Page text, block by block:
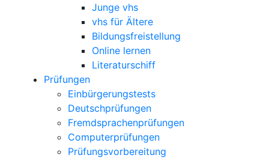
Junge vhs
vhs für Ältere
Bildungsfreistellung
Online lernen
Literaturschiff
Prüfungen
Einbürgerungstests
Deutschprüfungen
Fremdsprachenprüfungen
Computerprüfungen
Prüfungsvorbereitung